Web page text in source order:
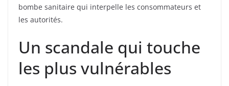
bombe sanitaire qui interpelle les consommateurs et
les autorités.
Un scandale qui touche
les plus vulnérables